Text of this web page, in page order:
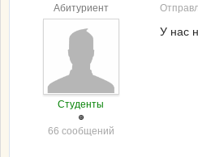
Абитуриент
Студенты
66 сообщений
У нас